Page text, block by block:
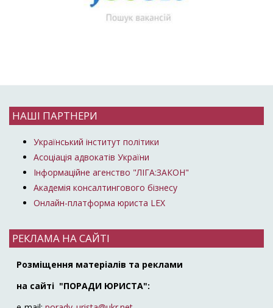
НАШІ ПАРТНЕРИ
Український інститут політики
Асоціація адвокатів України
Інформаційне агенство "ЛІГА:ЗАКОН"
Академія консалтингового бізнесу
Онлайн-платформа юриста LEX
РЕКЛАМА НА САЙТІ
Розміщення матеріалів та реклами
на сайті "ПОРАДИ ЮРИСТА":